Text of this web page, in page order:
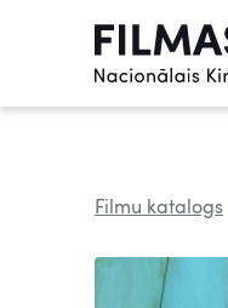
Filmu katalogs